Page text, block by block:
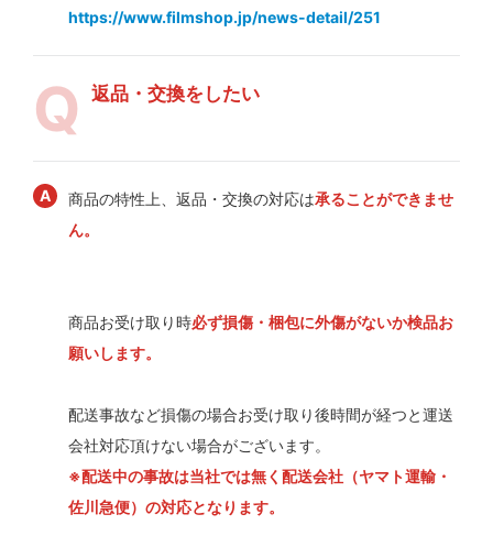
https://www.filmshop.jp/news-detail/251
返品・交換をしたい
商品の特性上、返品・交換の対応は承ることができませ
ん。
商品お受け取り時必ず損傷・梱包に外傷がないか検品お
願いします。
配送事故など損傷の場合お受け取り後時間が経つと運送
会社対応頂けない場合がございます。
※配送中の事故は当社では無く配送会社（ヤマト運輸・
佐川急便）の対応となります。